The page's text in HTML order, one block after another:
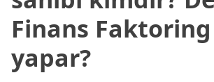
Finans
yapar?